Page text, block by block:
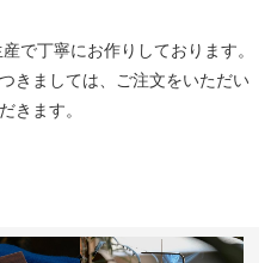
で丁寧にお作りしております。
きましては、ご注文をいただい
きます。